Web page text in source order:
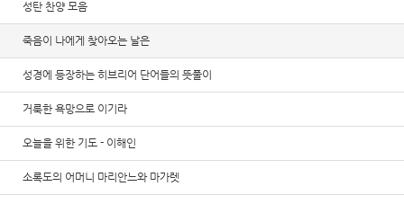
성탄 찬양 모음
죽음이 나에게 찾아오는 날은
성경에 등장하는 히브리어 단어들의 뜻풀이
거룩한 욕망으로 이기라
오늘을 위한 기도 - 이해인
소록도의 어머니 마리안느와 마가렛